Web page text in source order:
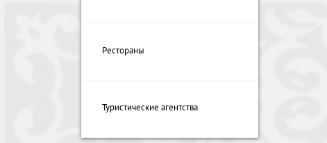
Рестораны
Туристические агентства